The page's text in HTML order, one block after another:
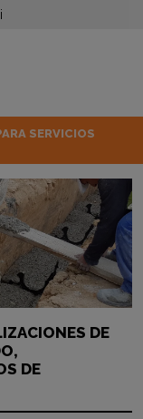
SERVICIOS
DE
DE